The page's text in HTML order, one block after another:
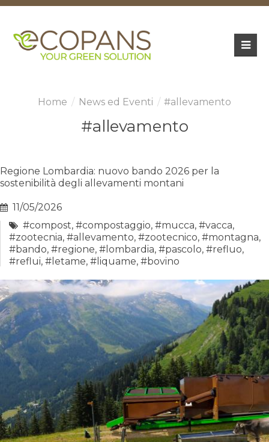
News ed Eventi #allevamento
#allevamento
Regione Lombardia: nuovo bando 2026 per la
sostenibilità degli allevamenti montani
11/05/2026
#compost,#compostaggio,#mucca,#vacca,
#zootecnia, #allevamento, #zootecnico, #montagna,
#bando, #regione, #lombardia, #pascolo, #refluo,
#reflui, #letame, #liquame, #bovino